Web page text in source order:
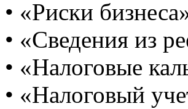
• «Риски
• «Сведения из
• «Налоговые
• «Налоговый